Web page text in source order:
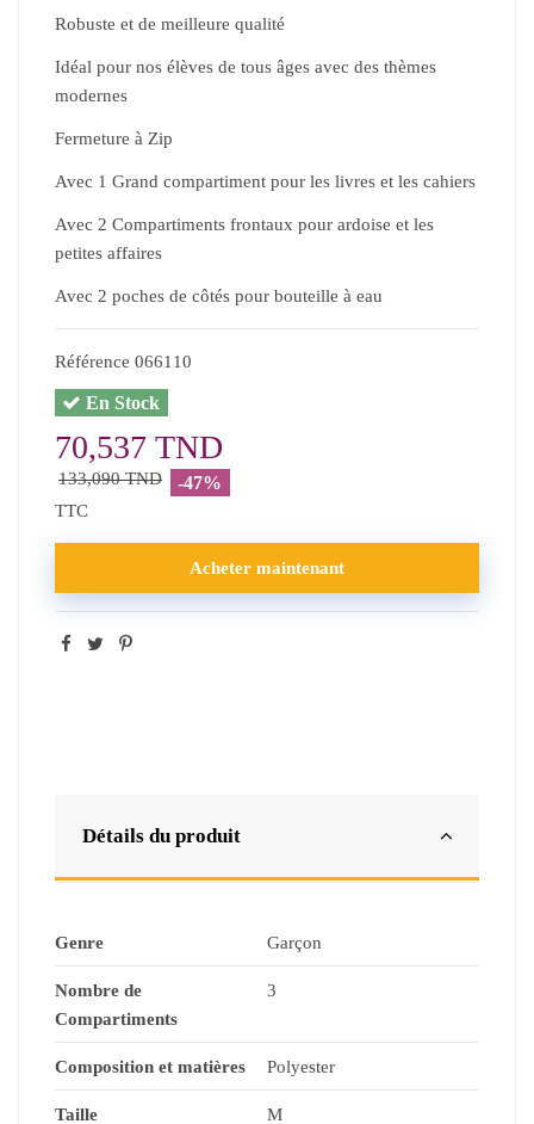
Robuste et de meilleure qualité
Idéal pour nos élèves de tous âges avec des thèmes
modernes
Fermeture à Zip
Avec 1 Grand compartiment pour les livres et les cahiers
Avec 2 Compartiments frontaux pour ardoise et les
petites affaires
Avec 2 poches de côtés pour bouteille à eau
Référence 066110
En Stock
70,537 TND
133,090 TND -47%
TTC
Acheter maintenant
Détails du produit
Genre Garçon
Nombre de
Compartiments
3
Composition et matières Polyester
Taille M